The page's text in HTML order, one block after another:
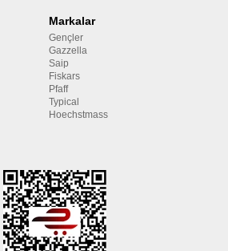
Markalar
Gençler
Gazzella
Saip
Fiskars
Pfaff
Typical
Hoechstmass